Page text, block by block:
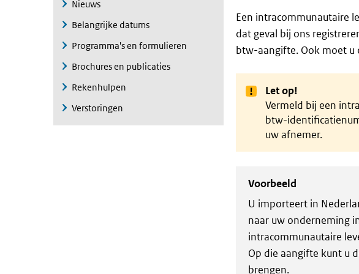
Nieuws
Belangrijke datums
Programma's en formulieren
Brochures en publicaties
Rekenhulpen
Verstoringen
Een intracommunautaire
dat geval bij ons
btw-aangifte. Ook moet u
Let op!
Vermeld bij een
btw-
uw afnemer.
Voorbeeld
U importeert in
naar uw onderneming
intracommunautaire
Op die aangifte kunt u
brengen.